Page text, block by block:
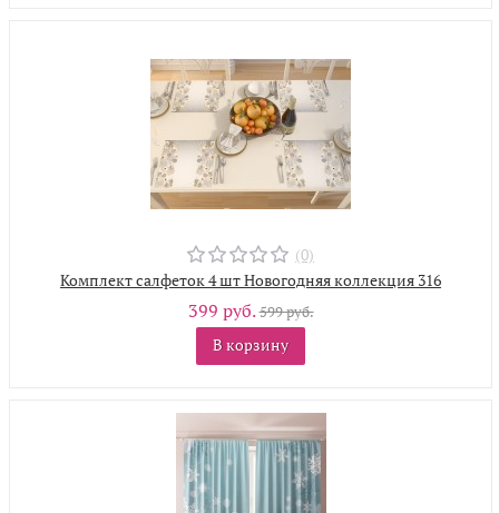
(0)
Комплект салфеток 4 шт Новогодняя коллекция 316
399 руб.599 руб.
В корзину